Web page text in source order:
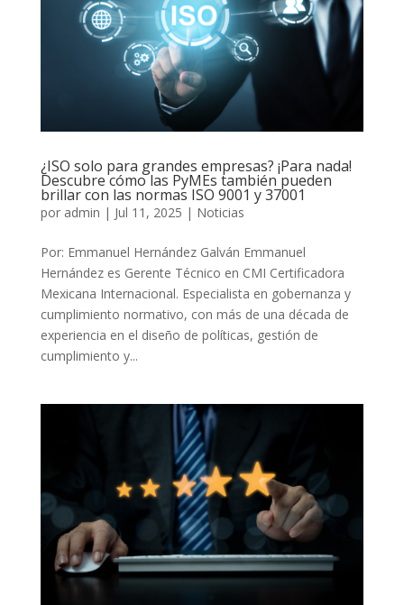
¿ISO solo para grandes empresas? ¡Para nada!
Descubre cómo las PyMEs también pueden
brillar con las normas ISO 9001 y 37001
por admin | Jul 11, 2025 | Noticias
Por: Emmanuel Hernández Galván ​Emmanuel
Hernández es Gerente Técnico en CMI Certificadora
Mexicana Internacional. Especialista en gobernanza y
cumplimiento normativo, con más de una década de
experiencia en el diseño de políticas, gestión de
cumplimiento y...